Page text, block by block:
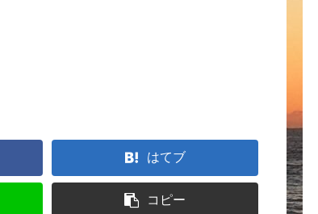
はてブ
コピー